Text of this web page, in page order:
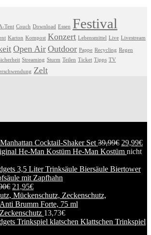
Tent Couch Download Essen Festival
Karton Kompost Konzert Lebensmittel Live Livestream
Open Air Outdoor Pappe Recycling Regen
Streaming Sturm Teilen Ticket Tipps TV
Zelt
Manhattan Cocktail-Shaker Set 39,99€ 29,99€
He-Man Kostüm nicht
€ 21,95€
13,73€
Klattschen Trinkspiel